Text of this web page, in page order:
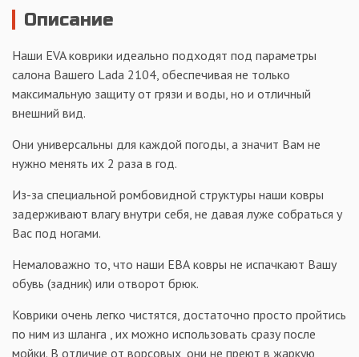
Описание
Наши EVA коврики идеально подходят под параметры
салона Вашего Lada 2104, обеспечивая не только
максимальную защиту от грязи и воды, но и отличный
внешний вид.
Они универсальны для каждой погоды, а значит Вам не
нужно менять их 2 раза в год.
Из-за специальной ромбовидной структуры наши ковры
задерживают влагу внутри себя, не давая луже собраться у
Вас под ногами.
Немаловажно то, что наши ЕВА ковры не испачкают Вашу
обувь (задник) или отворот брюк.
Коврики очень легко чистятся, достаточно просто пройтись
по ним из шланга , их можно использовать сразу после
мойки. В отличие от ворсовых, они не преют в жаркую